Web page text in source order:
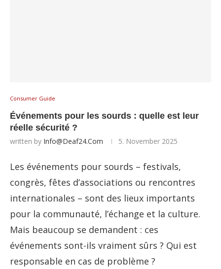
Consumer Guide
Événements pour les sourds : quelle est leur
réelle sécurité ?
written by Info@deaf24.com 5. November 2025
Les événements pour sourds – festivals,
congrès, fêtes d’associations ou rencontres
internationales – sont des lieux importants
pour la communauté, l’échange et la culture.
Mais beaucoup se demandent : ces
événements sont-ils vraiment sûrs ? Qui est
responsable en cas de problème ?